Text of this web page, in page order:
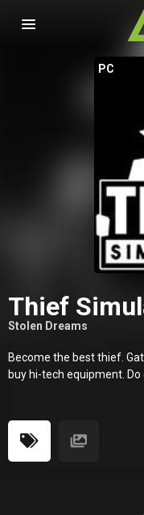
Nawigacja
PC
Thief
Stolen Dreams
Become the best thief.
buy hi-tech equipment.